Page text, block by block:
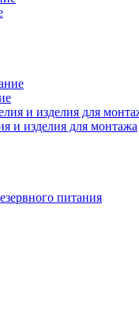
и изделия для монтажа
питания